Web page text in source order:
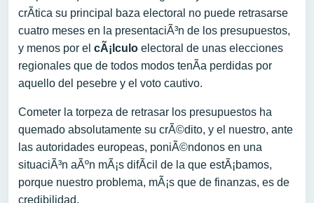
crÃ­tica su principal baza electoral no puede retrasarse
cuatro meses en la presentaciÃ³n de los presupuestos,
y menos por el cÃ¡lculo electoral de unas elecciones
regionales que de todos modos tenÃ­a perdidas por
aquello del pesebre y el voto cautivo.
Cometer la torpeza de retrasar los presupuestos ha
quemado absolutamente su crÃ©dito, y el nuestro, ante
las autoridades europeas, poniÃ©ndonos en una
situaciÃ³n aÃºn mÃ¡s difÃ­cil de la que estÃ¡bamos,
porque nuestro problema, mÃ¡s que de finanzas, es de
credibilidad.